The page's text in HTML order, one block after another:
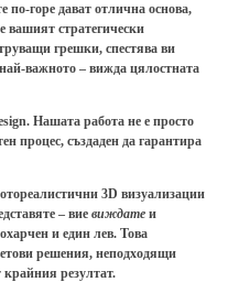
по-горе дават отлична основа,
вашият стратегически
грешки, спестява ви
важното – вижда цялостната
. Нашата работа не е просто
процес, създаден да гарантира
3D визуализации
– вие виждате и
и един лев. Това
решения, неподходящи
крайния резултат.